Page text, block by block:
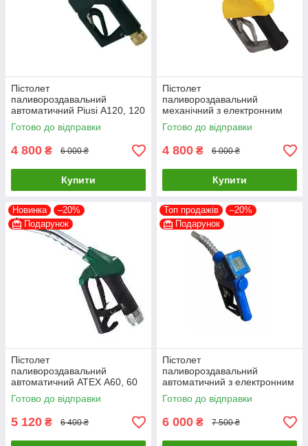
Пістолет
паливороздавальний
автоматичний Piusi А120, 120
л/хв (з відсікачем) Італія
Готово до відправки
4 800 ₴ 6 000 ₴
Купити
Пістолет
паливороздавальний
механічний з електронним
лічильником для Бензину, ДП
10-60 л/хв
Готово до відправки
4 800 ₴ 6 000 ₴
Купити
Новинка
–20%
Подарунок
Пістолет
паливороздавальний
автоматичний ATEX А60, 60
л/хв (з відсікачем)
Готово до відправки
5 120 ₴ 6 400 ₴
Топ продажів
–20%
Подарунок
Пістолет
паливороздавальний
автоматичний з електронним
лічильником для Бензину,
ДП, 70 л/хв (з відсікачем)
Готово до відправки
6 000 ₴ 7 500 ₴